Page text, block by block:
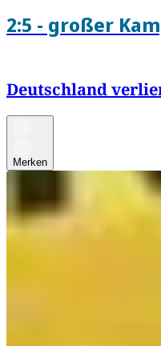
2:5 - großer
Deutschland
Merken